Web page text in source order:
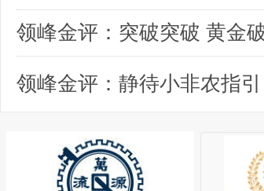
领峰金评：突破突破 黄金